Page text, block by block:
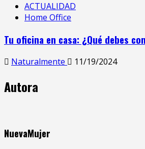
ACTUALIDAD
Home Office
Tu oficina en casa: ¿Qué debes
Naturalmente 11/19/2024
Autora
NuevaMujer